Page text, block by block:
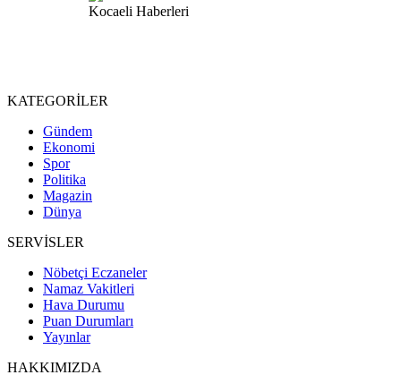
KATEGORİLER
Gündem
Ekonomi
Spor
Politika
Magazin
Dünya
SERVİSLER
Nöbetçi Eczaneler
Namaz Vakitleri
Hava Durumu
Puan Durumları
Yayınlar
HAKKIMIZDA